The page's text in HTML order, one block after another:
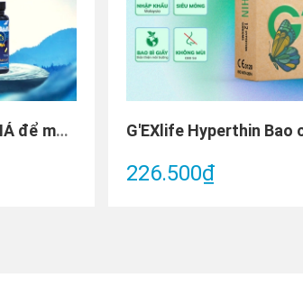
NHẬP MÃ GIẢM GIÁ để mua Gói Trải Nghiệm 2 tháng - Combo 2 chai VitaOmega3 chai 60 viên
226.500₫